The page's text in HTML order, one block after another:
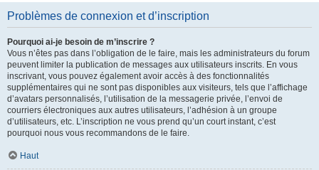
Problèmes de connexion et d’inscription
Pourquoi ai-je besoin de m’inscrire ?
Vous n’êtes pas dans l’obligation de le faire, mais les administrateurs du forum
peuvent limiter la publication de messages aux utilisateurs inscrits. En vous
inscrivant, vous pouvez également avoir accès à des fonctionnalités
supplémentaires qui ne sont pas disponibles aux visiteurs, tels que l’affichage
d’avatars personnalisés, l’utilisation de la messagerie privée, l’envoi de
courriers électroniques aux autres utilisateurs, l’adhésion à un groupe
d’utilisateurs, etc. L’inscription ne vous prend qu’un court instant, c’est
pourquoi nous vous recommandons de le faire.
Haut